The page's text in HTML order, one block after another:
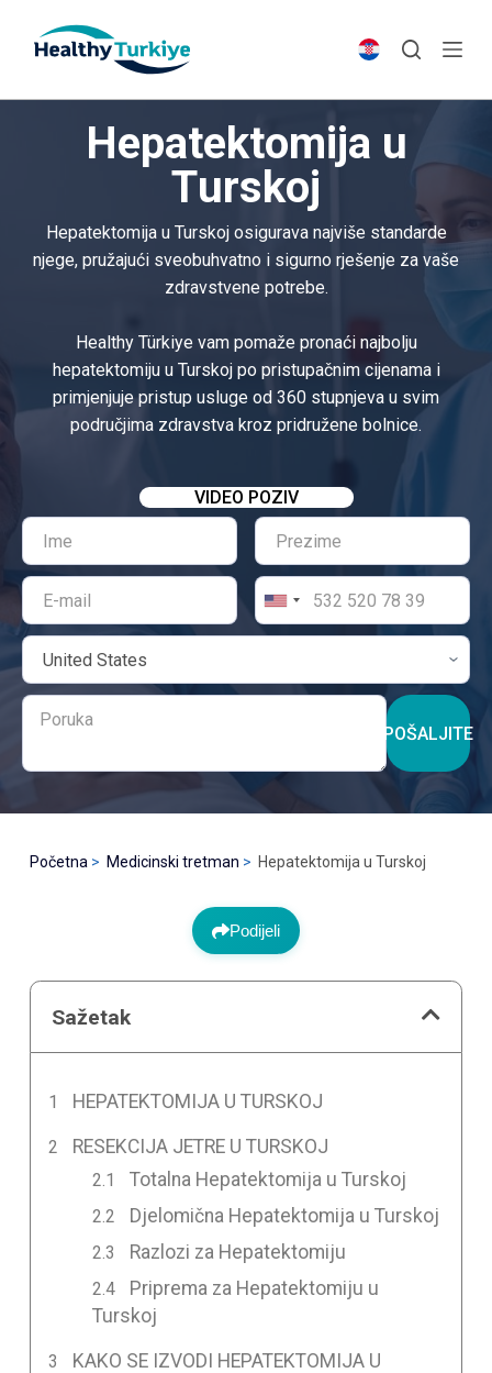
p
Hepatektomija u
Turskoj
Hepatektomija u Turskoj osigurava najviše standarde
njege, pružajući sveobuhvatno i sigurno rješenje za vaše
zdravstvene potrebe.
Healthy Türkiye vam pomaže pronaći najbolju
hepatektomiju u Turskoj po pristupačnim cijenama i
primjenjuje pristup usluge od 360 stupnjeva u svim
područjima zdravstva kroz pridružene bolnice.
VIDEO POZIV
POŠALJITE
Početna Medicinski tretman Hepatektomija u Turskoj
Podijeli
Sažetak
HEPATEKTOMIJA U TURSKOJ
RESEKCIJA JETRE U TURSKOJ
Totalna Hepatektomija u Turskoj
Djelomična Hepatektomija u Turskoj
Razlozi za Hepatektomiju
Priprema za Hepatektomiju u
Turskoj
KAKO SE IZVODI HEPATEKTOMIJA U